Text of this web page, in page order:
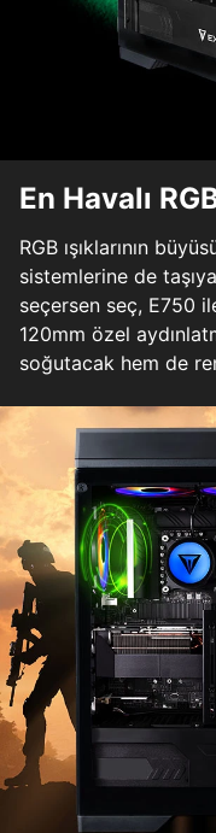
En Havalı
RGB ışıklarının
sistemlerine de
seçersen seç, E750
120mm özel
soğutacak hem de